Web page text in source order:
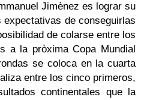
Jimènez es lograr su
de conseguirlas
de colarse entre los
a la pròxima Copa Mundial
se coloca en la cuarta
entre los cinco primeros,
continentales que la